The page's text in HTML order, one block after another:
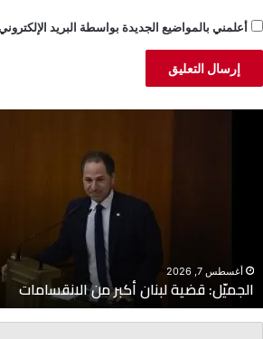
أعلمني بالمواضيع الجديدة بواسطة البريد
أغسطس 7, 2026
الجميّل: قضية لبنان أكبر من الانقسامات